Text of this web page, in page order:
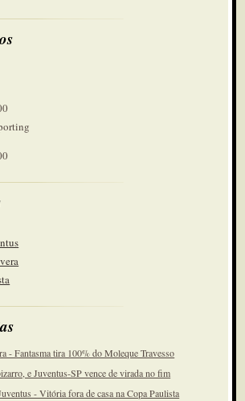
- Fantasma tira 100% do Moleque Travesso
e Juventus-SP vence de virada no fim
- Vitória fora de casa na Copa Paulista